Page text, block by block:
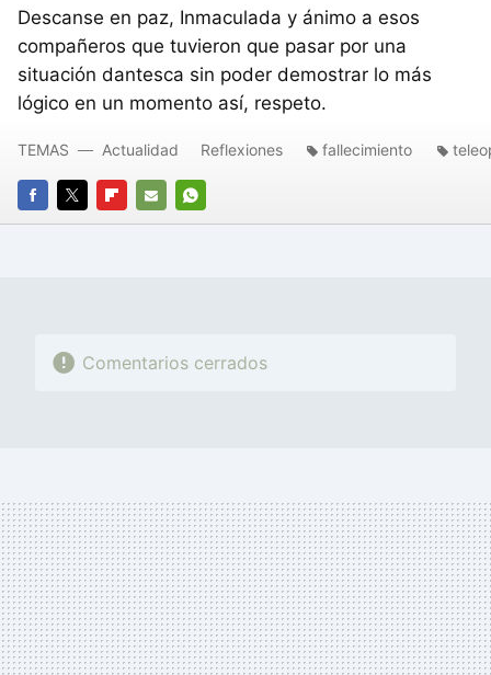
Descanse en paz, Inmaculada y ánimo a esos
compañeros que tuvieron que pasar por una
situación dantesca sin poder demostrar lo más
lógico en un momento así, respeto.
FACEBOOK
TWITTERFLIPBOARD
E-
WHATSAPP
TEMAS Actualidad Reflexiones fallecimiento
Comentarios cerrados